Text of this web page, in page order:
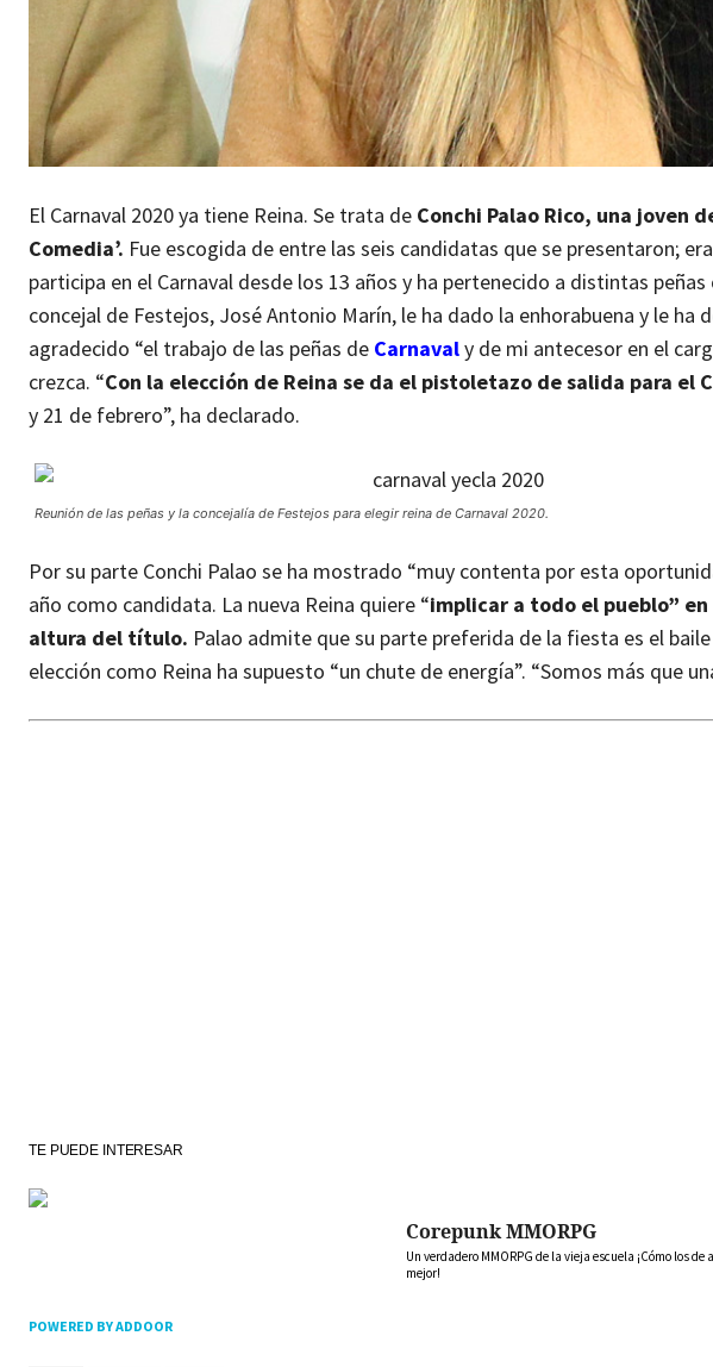
El Carnaval 2020 ya tiene Reina. Se trata de Conchi Palao Rico, una joven
Comedia’. Fue escogida de entre las seis candidatas que se presentaron;
participa en el Carnaval desde los 13 años y ha pertenecido a distintas peñas
concejal de Festejos, José Antonio Marín, le ha dado la enhorabuena y le ha
agradecido “el trabajo de las peñas de Carnavaly de mi antecesor en el
crezca. “Con la elección de Reina se da el pistoletazo de salida para el
y 21 de febrero”, ha declarado.
Reunión de las peñas y la concejalía de Festejos para elegir reina de Carnaval 2020.
Por su parte Conchi Palao se ha mostrado “muy contenta por esta
año como candidata. La nueva Reina quiere “implicar a todo el pueblo”
altura del título. Palao admite que su parte preferida de la fiesta es el
elección como Reina ha supuesto “un chute de energía”. “Somos más que
TE PUEDE INTERESAR
Corepunk MMORPG
Un verdadero MMORPG de la vieja escuela ¡Cómo los de
mejor!
POWERED BY ADDOOR